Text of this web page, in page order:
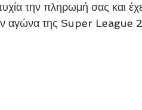
την πληρωμή σας και
αγώνα της Super League